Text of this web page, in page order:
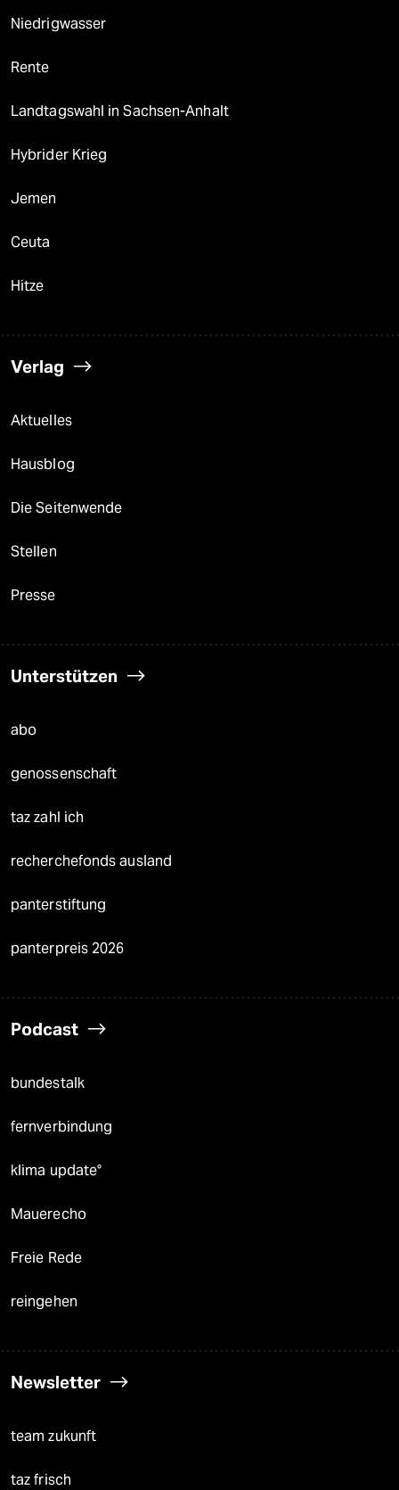
Niedrigwasser
Rente
Landtagswahl in Sachsen-Anhalt
Hybrider Krieg
Jemen
Ceuta
Hitze
Verlag
Aktuelles
Hausblog
Die Seitenwende
Stellen
Presse
Unterstützen
abo
genossenschaft
taz zahl ich
recherchefonds ausland
panterstiftung
panterpreis 2026
Podcast
bundestalk
fernverbindung
klima update°
Mauerecho
Freie Rede
reingehen
Newsletter
team zukunft
taz frisch